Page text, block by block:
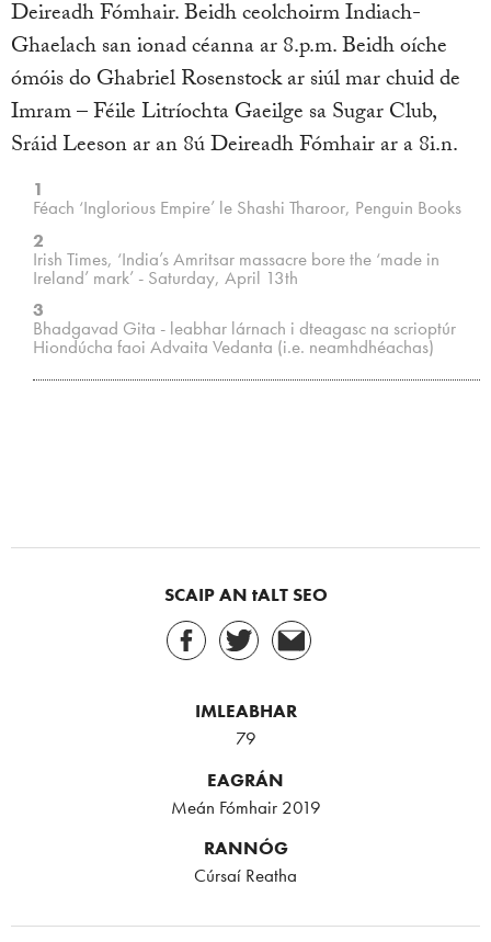
Deireadh Fómhair. Beidh ceolchoirm Indiach-
Ghaelach san ionad céanna ar 8.p.m. Beidh oíche
ómóis do Ghabriel Rosenstock ar siúl mar chuid de
Imram – Féile Litríochta Gaeilge sa Sugar Club,
Sráid Leeson ar an 8ú Deireadh Fómhair ar a 8i.n.
1
Féach ‘Inglorious Empire’ le Shashi Tharoor, Penguin Books
2
Irish Times, ‘India’s Amritsar massacre bore the ‘made in
Ireland’ mark’ - Saturday, April 13th
3
Bhadgavad Gita - leabhar lárnach i dteagasc na scrioptúr
Hiondúcha faoi Advaita Vedanta (i.e. neamhdhéachas)
SCAIP AN tALT SEO
IMLEABHAR
79
EAGRÁN
Meán Fómhair 2019
RANNÓG
Cúrsaí Reatha